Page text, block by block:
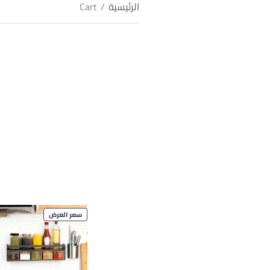
الرئيسية /
Cart
سعر العرضPRODUCT
ON
SALE